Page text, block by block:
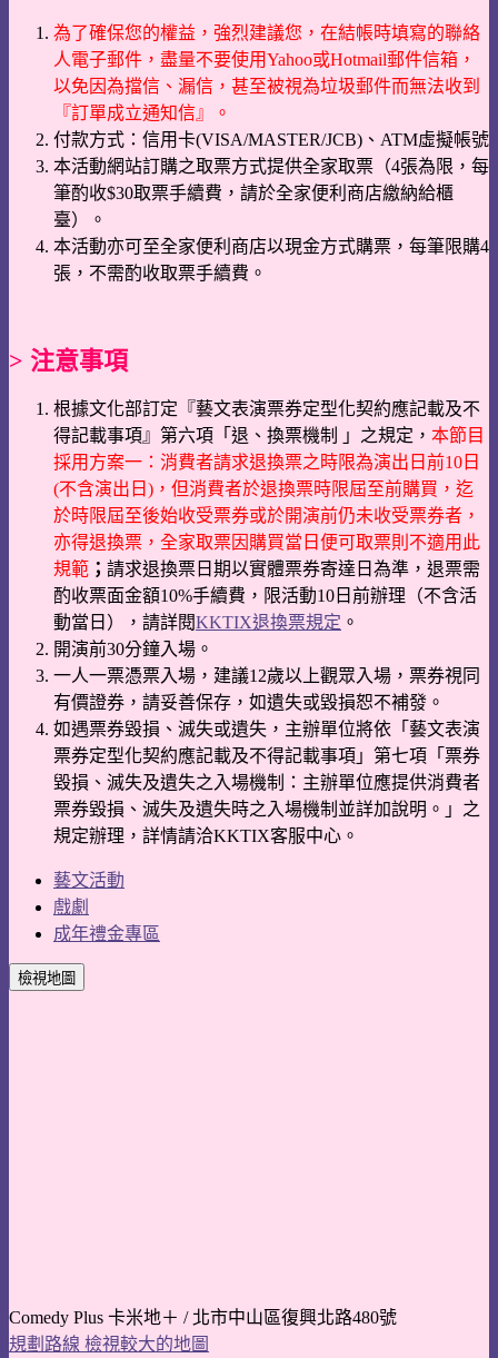
為了確保您的權益，強烈建議您，在結帳時填寫的聯絡
人電子郵件，盡量不要使用Yahoo或Hotmail郵件信箱，
以免因為擋信、漏信，甚至被視為垃圾郵件而無法收到
『訂單成立通知信』。
付款方式：信用卡(VISA/MASTER/JCB)、ATM虛擬帳號
本活動網站訂購之取票方式提供全家取票（4張為限，每
筆酌收$30取票手續費，請於全家便利商店繳納給櫃
臺）。
本活動亦可至全家便利商店以現金方式購票，每筆限購4
張，不需酌收取票手續費。
> 注意事項
根據文化部訂定『藝文表演票券定型化契約應記載及不
得記載事項』第六項「退、換票機制 」之規定， 本節目
採用方案一：消費者請求退換票之時限為演出日前10日
(不含演出日)，但消費者於退換票時限屆至前購買，迄
於時限屆至後始收受票券或於開演前仍未收受票券者，
亦得退換票，全家取票因購買當日便可取票則不適用此
規範 ； 請求退換票日期以實體票券寄達日為準，退票需
酌收票面金額10%手續費，限活動10日前辦理（不含活
動當日），請詳閱KKTIX退換票規定 。
開演前30分鐘入場。
一人一票憑票入場，建議12歲以上觀眾入場，票券視同
有價證券，請妥善保存，如遺失或毀損恕不補發。
如遇票券毀損、滅失或遺失，主辦單位將依「藝文表演
票券定型化契約應記載及不得記載事項」第七項「票券
毀損、滅失及遺失之入場機制：主辦單位應提供消費者
票券毀損、滅失及遺失時之入場機制並詳加說明。」之
規定辦理，詳情請洽KKTIX客服中心。
藝文活動
戲劇
成年禮金專區
檢視地圖
Comedy Plus 卡米地＋ / 北市中山區復興北路480號
規劃路線 檢視較大的地圖